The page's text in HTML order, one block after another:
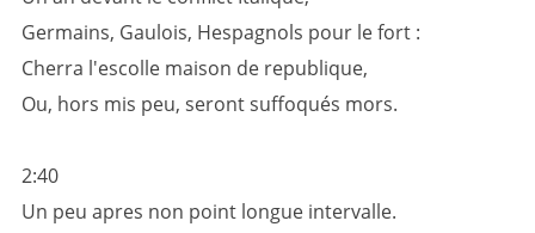
Germains, Gaulois, Hespagnols pour le fort :
Cherra l'escolle maison de republique,
Ou, hors mis peu, seront suffoqués mors.
2:40
Un peu apres non point longue intervalle.